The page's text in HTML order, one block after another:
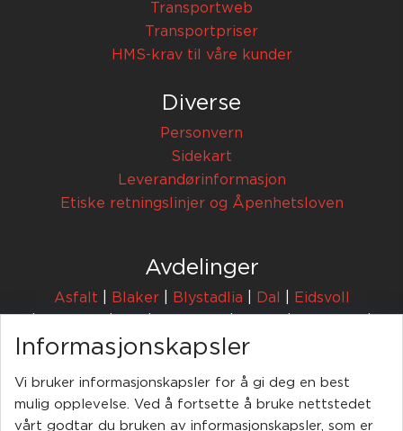
Transportweb
Transportpriser
HMS-krav til våre kunder
Diverse
Personvern
Sidekart
Leverandørinformasjon
Etiske retningslinjer og Åpenhetsloven
Avdelinger
Asfalt Blaker| Blystadlia Dal
Eidsvoll
Lørenskog|Nittedal| Rælingen
Feiring AS | Postboks 394 | 1471 Lørenskog |
67 91 60 00| post@feiring.no|
Informasjonskapsler
Vi bruker informasjonskapsler for å gi deg en best
mulig opplevelse. Ved å fortsette å bruke nettstedet
vårt godtar du bruken av informasjonskapsler, som er